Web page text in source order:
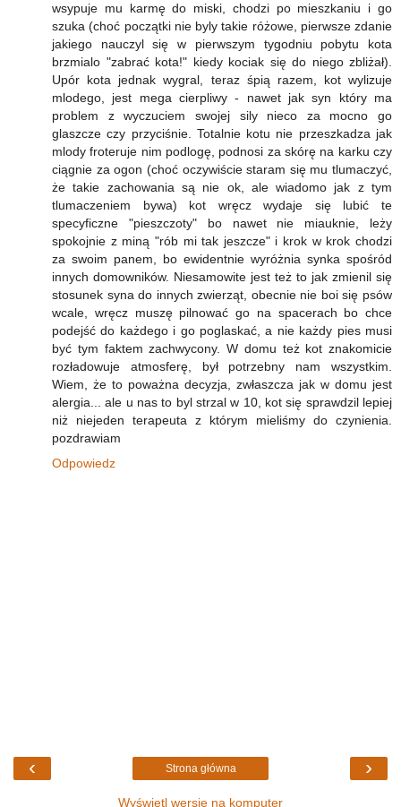
wsypuje mu karmę do miski, chodzi po mieszkaniu i go
szuka (choć początki nie byly takie różowe, pierwsze zdanie
jakiego nauczyl się w pierwszym tygodniu pobytu kota
brzmialo "zabrać kota!" kiedy kociak się do niego zbliżał).
Upór kota jednak wygral, teraz śpią razem, kot wylizuje
mlodego, jest mega cierpliwy - nawet jak syn który ma
problem z wyczuciem swojej sily nieco za mocno go
glaszcze czy przyciśnie. Totalnie kotu nie przeszkadza jak
mlody froteruje nim podlogę, podnosi za skórę na karku czy
ciągnie za ogon (choć oczywiście staram się mu tlumaczyć,
że takie zachowania są nie ok, ale wiadomo jak z tym
tlumaczeniem bywa) kot wręcz wydaje się lubić te
specyficzne "pieszczoty" bo nawet nie miauknie, leży
spokojnie z miną "rób mi tak jeszcze" i krok w krok chodzi
za swoim panem, bo ewidentnie wyróżnia synka spośród
innych domowników. Niesamowite jest też to jak zmienil się
stosunek syna do innych zwierząt, obecnie nie boi się psów
wcale, wręcz muszę pilnować go na spacerach bo chce
podejść do każdego i go poglaskać, a nie każdy pies musi
być tym faktem zachwycony. W domu też kot znakomicie
rozładowuje atmosferę, był potrzebny nam wszystkim.
Wiem, że to poważna decyzja, zwłaszcza jak w domu jest
alergia... ale u nas to byl strzal w 10, kot się sprawdzil lepiej
niż niejeden terapeuta z którym mieliśmy do czynienia.
pozdrawiam
Odpowiedz
‹ ›
Strona główna
Wyświetl wersję na komputer